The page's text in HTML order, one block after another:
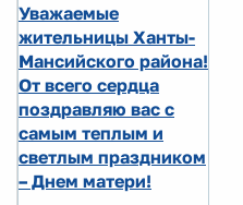
Уважаемые
жительницы Ханты-
Мансийского района!
От всего сердца
поздравляю вас с
самым теплым и
светлым праздником
– Днем матери!